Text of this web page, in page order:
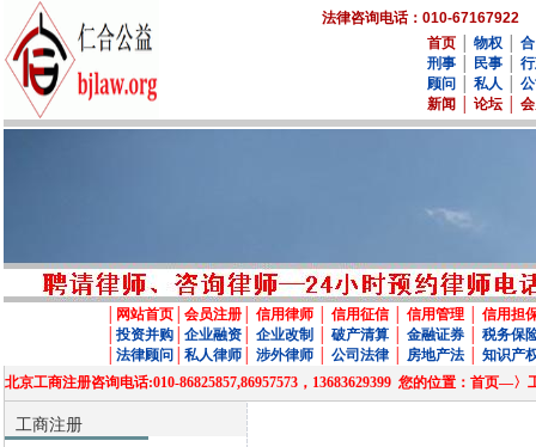
法律咨询电话：010-67167922
首页
物权
刑事
民事
顾问
私人
新闻
论坛
网站首页 会员注册 信用律师 信用征信 信用管理
信用担
投资并购 企业融资 企业改制 破产清算 金融证券
税务保
法律顾问 私人律师 涉外律师 公司法律 房地产法
知识产
北京工商注册咨询电话:010-86825857,86957573，13683629399 您的位置：首页
工商注册